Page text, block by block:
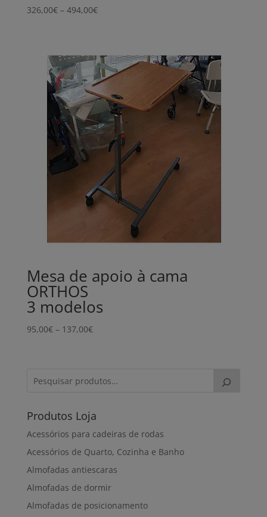
326,00€ – 494,00€Price
494,00€
Mesa de apoio à cama
ORTHOS
3 modelos
95,00€ – 137,00€Price
137,00€
Produtos Loja
Acessórios para cadeiras de rodas
Acessórios de Quarto, Cozinha e Banho
Almofadas antiescaras
Almofadas de dormir
Almofadas de posicionamento